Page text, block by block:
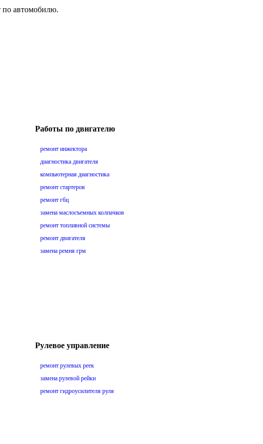
по автомобилю.
Работы по двигателю
ремонт инжектора
диагностика двигателя
компьютерная диагностика
ремонт стартеров
ремонт гбц
замена маслосъемных колпачков
ремонт топливной системы
ремонт двигателя
замена ремня грм
Рулевое управление
ремонт рулевых реек
замена рулевой рейки
ремонт гидроусилителя руля